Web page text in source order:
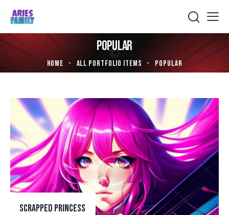
POPULAR
HOME ALL PORTFOLIO ITEMS POPULAR
Scrapped princess